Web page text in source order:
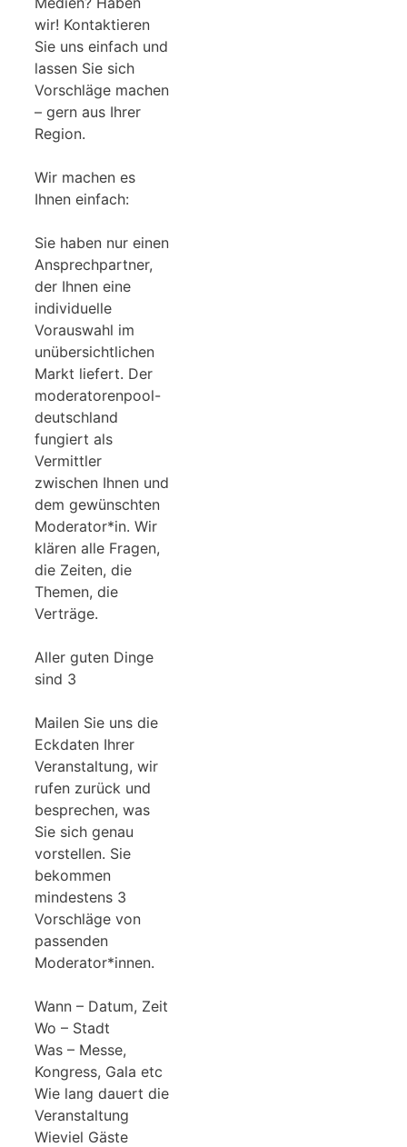
wir! Kontaktieren
Sie uns einfach und
lassen Sie sich
Vorschläge machen
– gern aus Ihrer
Region.
Wir machen es
Ihnen einfach:
Sie haben nur einen
Ansprechpartner,
der Ihnen eine
individuelle
Vorauswahl im
unübersichtlichen
Markt liefert. Der
moderatorenpool-
deutschland
fungiert als
Vermittler
zwischen Ihnen und
dem gewünschten
Moderator*in. Wir
klären alle Fragen,
die Zeiten, die
Themen, die
Verträge.
Aller guten Dinge
sind 3
Mailen Sie uns die
Eckdaten Ihrer
Veranstaltung, wir
rufen zurück und
besprechen, was
Sie sich genau
vorstellen. Sie
bekommen
mindestens 3
Vorschläge von
passenden
Moderator*innen.
Wann – Datum, Zeit
Wo – Stadt
Was – Messe,
Kongress, Gala etc
Wie lang dauert die
Veranstaltung
Wieviel Gäste